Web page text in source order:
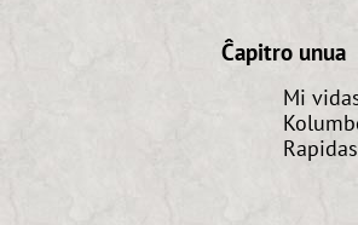
Ĉapitro unua
Mi